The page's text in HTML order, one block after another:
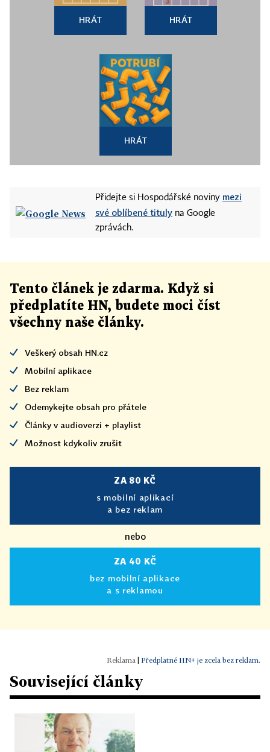
HRÁT HRÁT
HRÁT
Přidejte si Hospodářské noviny mezi
své oblíbené tituly na Google
zprávách.
Tento článek je zdarma. Když si
předplatíte HN, budete moci číst
všechny naše články.
Veškerý obsah HN.cz
Mobilní aplikace
Bez reklam
Odemykejte obsah pro přátele
Články v audioverzi + playlist
Možnost kdykoliv zrušit
ZA 80 KČ
s mobilní aplikací
a bez reklam
nebo
ZA 40 KČ
bez mobilní aplikace
a s reklamou
Předplatné HN+ je zcela bez reklam.
Související články